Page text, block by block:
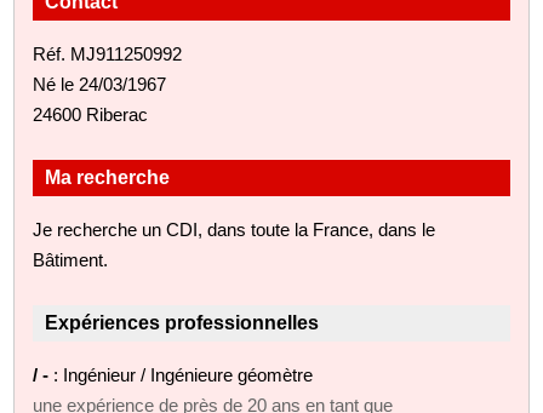
Réf. MJ911250992
Né le 24/03/1967
24600 Riberac
Ma recherche
Je recherche un CDI, dans toute la France, dans le
Bâtiment.
Expériences professionnelles
/ - : Ingénieur / Ingénieure géomètre
une expérience de près de 20 ans en tant que